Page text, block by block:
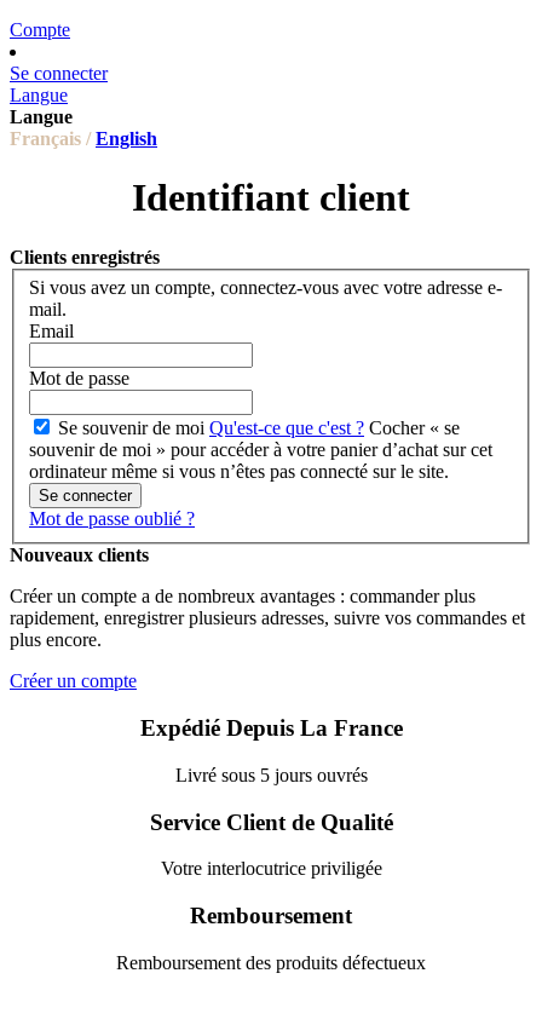
Compte
Se connecter
Langue
Langue
Français / English
Identifiant client
Clients enregistrés
Si vous avez un compte, connectez-vous avec votre adresse e-
mail.
Email
Mot de passe
Se souvenir de moi Qu'est-ce que c'est ? Cocher « se
souvenir de moi » pour accéder à votre panier d’achat sur cet
ordinateur même si vous n’êtes pas connecté sur le site.
Se connecter
Mot de passe oublié ?
Nouveaux clients
Créer un compte a de nombreux avantages : commander plus
rapidement, enregistrer plusieurs adresses, suivre vos commandes et
plus encore.
Créer un compte
Expédié Depuis La France
Livré sous 5 jours ouvrés
Service Client de Qualité
Votre interlocutrice priviligée
Remboursement
Remboursement des produits défectueux